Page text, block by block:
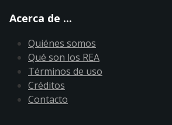
Acerca de ...
Quiénes somos
Qué son los REA
Términos de uso
Créditos
Contacto